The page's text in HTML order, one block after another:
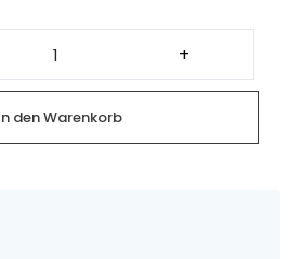
Halbe
belegte
Brötchen
mit
Hummus
und
Tomate
(2
+
den Warenkorb